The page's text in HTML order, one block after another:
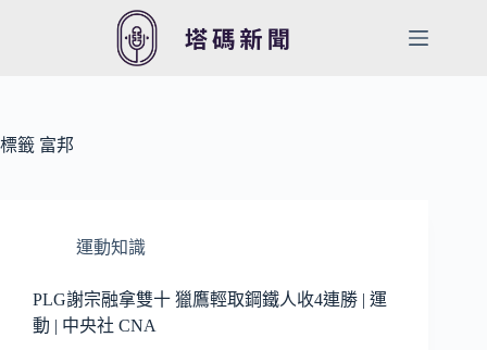
容
標籤 富邦
運動知識
PLG謝宗融拿雙十 獵鷹輕取鋼鐵人收4連勝 | 運
動 | 中央社 CNA